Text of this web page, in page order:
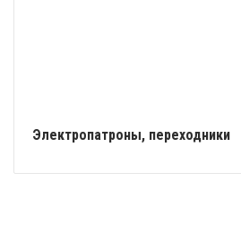
Электропатроны, переходники